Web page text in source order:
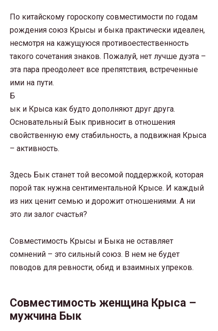
По китайскому гороскопу совместимости по годам
рождения союз Крысы и быка практически идеален,
несмотря на кажущуюся противоестественность
такого сочетания знаков. Пожалуй, нет лучше дуэта –
эта пара преодолеет все препятствия, встреченные
ими на пути.
Б
ык и Крыса как будто дополняют друг друга.
Основательный Бык привносит в отношения
свойственную ему стабильность, а подвижная Крыса
– активность.
Здесь Бык станет той весомой поддержкой, которая
порой так нужна сентиментальной Крысе. И каждый
из них ценит семью и дорожит отношениями. А ни
это ли залог счастья?
Совместимость Крысы и Быка не оставляет
сомнений – это сильный союз. В нем не будет
поводов для ревности, обид и взаимных упреков.
Совместимость женщина Крыса –
мужчина Бык